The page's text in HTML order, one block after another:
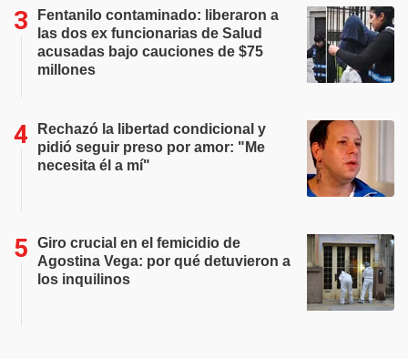
Fentanilo contaminado: liberaron a
las dos ex funcionarias de Salud
acusadas bajo cauciones de $75
millones
Rechazó la libertad condicional y
pidió seguir preso por amor: "Me
necesita él a mí"
Giro crucial en el femicidio de
Agostina Vega: por qué detuvieron a
los inquilinos